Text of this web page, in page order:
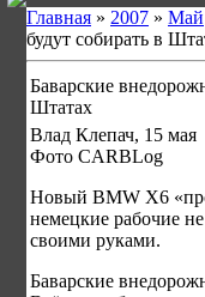
Главная » 2007 » Май
будут собирать в
Баварские
Штатах
Влад Клепач, 15 мая
Фото CARBLog
Новый BMW X6
немецкие рабочие
своими руками.
Баварские